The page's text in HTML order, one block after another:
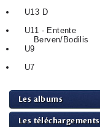
U13 D
U11 - Entente
Berven/Bodilis
U9
U7
Les albums
Les téléchargements